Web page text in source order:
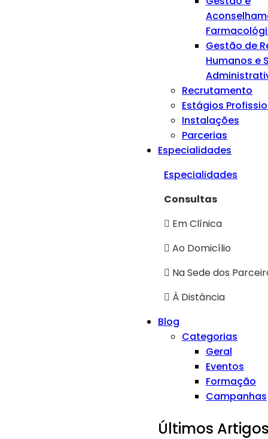
Gestão de
Humanos e
Recrutamento
Estágios
Instalações
Parcerias
Especialidades
Especialidades
Consultas
Em Clínica
Ao Domicílio
Na Sede dos
À Distância
Blog
Categorias
Geral
Eventos
Formação
Campanhas
Últimos